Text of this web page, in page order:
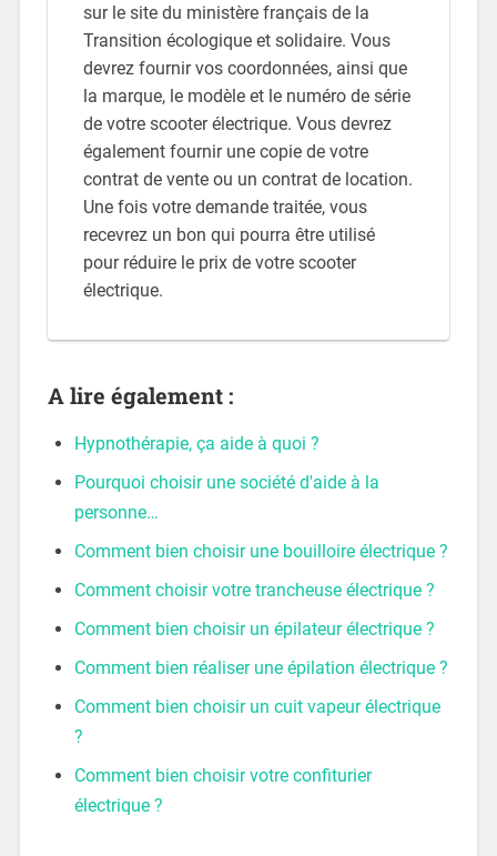
sur le site du ministère français de la
Transition écologique et solidaire. Vous
devrez fournir vos coordonnées, ainsi que
la marque, le modèle et le numéro de série
de votre scooter électrique. Vous devrez
également fournir une copie de votre
contrat de vente ou un contrat de location.
Une fois votre demande traitée, vous
recevrez un bon qui pourra être utilisé
pour réduire le prix de votre scooter
électrique.
A lire également :
Hypnothérapie, ça aide à quoi ?
Pourquoi choisir une société d'aide à la
personne…
Comment bien choisir une bouilloire électrique ?
Comment choisir votre trancheuse électrique ?
Comment bien choisir un épilateur électrique ?
Comment bien réaliser une épilation électrique ?
Comment bien choisir un cuit vapeur électrique
?
Comment bien choisir votre confiturier
électrique ?